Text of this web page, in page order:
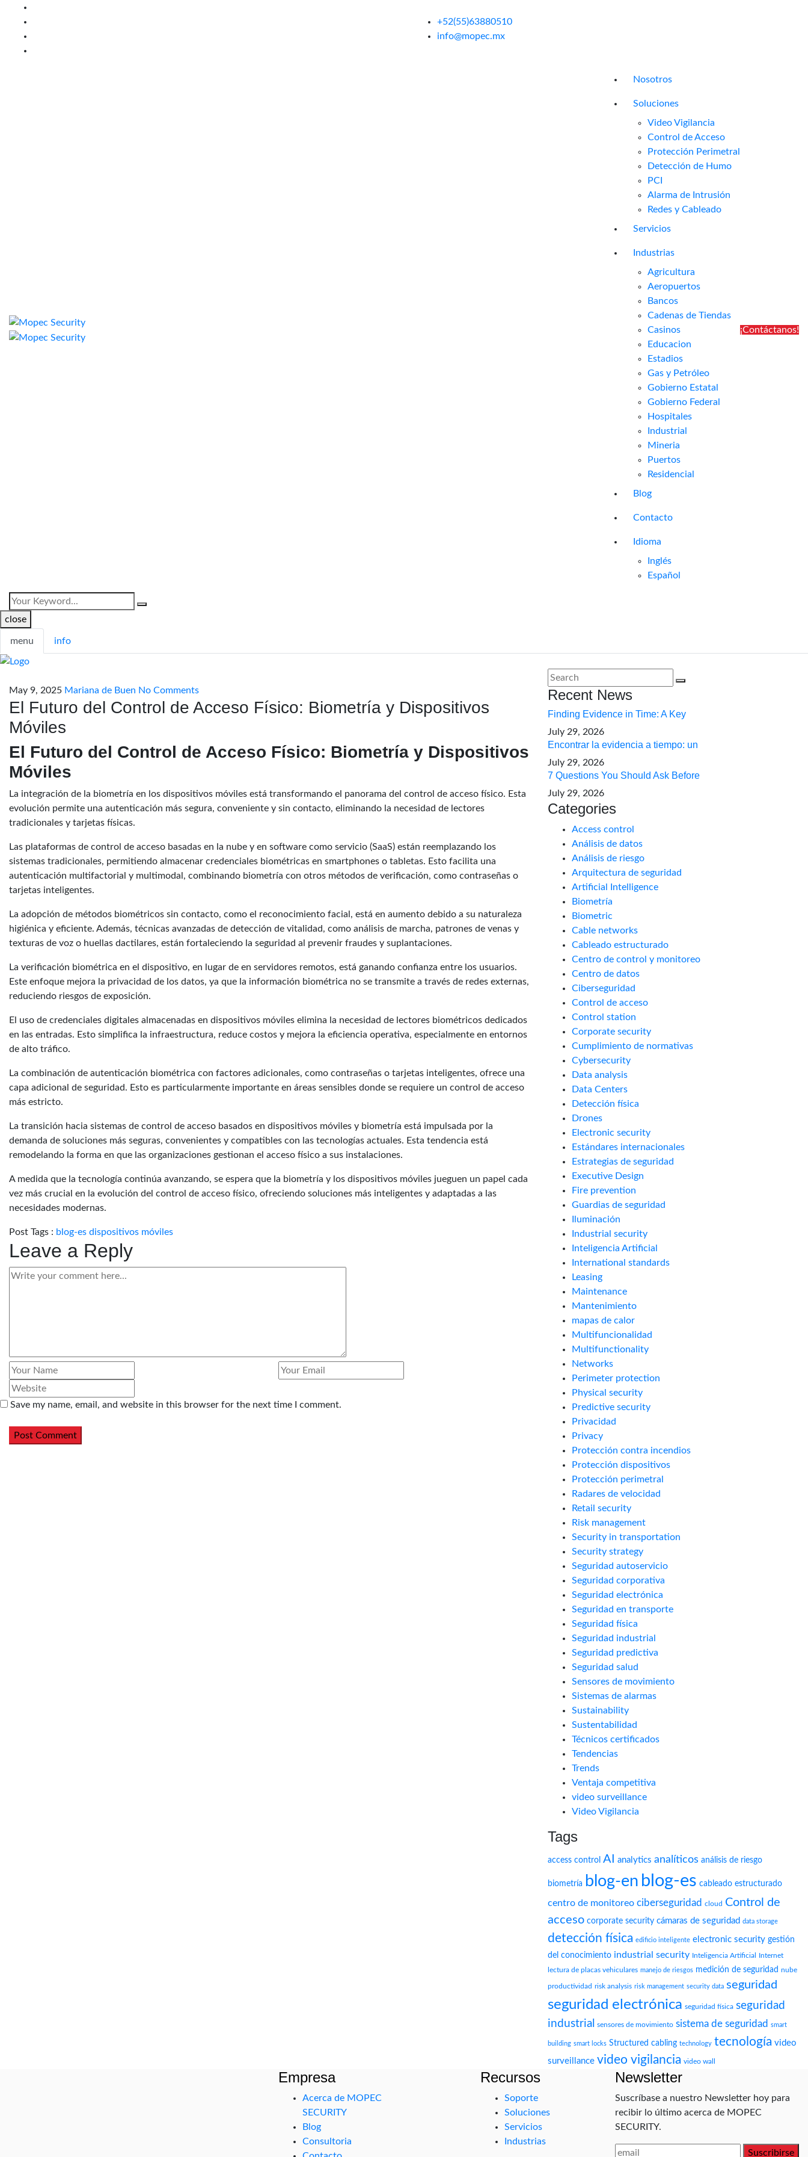
+52(55)63880510
info@mopec.mx
Nosotros
Soluciones
Video Vigilancia
Control de Acceso
Protección Perimetral
Detección de Humo
PCI
Alarma de Intrusión
Redes y Cableado
Servicios
Industrias
Agricultura
Aeropuertos
Bancos
Cadenas de Tiendas
Casinos
Educacion
Estadios
Gas y Petróleo
Gobierno Estatal
Gobierno Federal
Hospitales
Industrial
Mineria
Puertos
Residencial
Blog
Contacto
Idioma
Inglés
Español
¡Contáctanos!
close
menu info
May 9, 2025 Mariana de Buen No Comments
El Futuro del Control de Acceso Físico: Biometría y Dispositivos
Móviles
El Futuro del Control de Acceso Físico: Biometría y Dispositivos
Móviles
La integración de la biometría en los dispositivos móviles está transformando el panorama del control de acceso físico. Esta
evolución permite una autenticación más segura, conveniente y sin contacto, eliminando la necesidad de lectores
tradicionales y tarjetas físicas.
Las plataformas de control de acceso basadas en la nube y en software como servicio (SaaS) están reemplazando los
sistemas tradicionales, permitiendo almacenar credenciales biométricas en smartphones o tabletas. Esto facilita una
autenticación multifactorial y multimodal, combinando biometría con otros métodos de verificación, como contraseñas o
tarjetas inteligentes.
La adopción de métodos biométricos sin contacto, como el reconocimiento facial, está en aumento debido a su naturaleza
higiénica y eficiente. Además, técnicas avanzadas de detección de vitalidad, como análisis de marcha, patrones de venas y
texturas de voz o huellas dactilares, están fortaleciendo la seguridad al prevenir fraudes y suplantaciones.
La verificación biométrica en el dispositivo, en lugar de en servidores remotos, está ganando confianza entre los usuarios.
Este enfoque mejora la privacidad de los datos, ya que la información biométrica no se transmite a través de redes externas,
reduciendo riesgos de exposición.
El uso de credenciales digitales almacenadas en dispositivos móviles elimina la necesidad de lectores biométricos dedicados
en las entradas. Esto simplifica la infraestructura, reduce costos y mejora la eficiencia operativa, especialmente en entornos
de alto tráfico.
La combinación de autenticación biométrica con factores adicionales, como contraseñas o tarjetas inteligentes, ofrece una
capa adicional de seguridad. Esto es particularmente importante en áreas sensibles donde se requiere un control de acceso
más estricto.
La transición hacia sistemas de control de acceso basados en dispositivos móviles y biometría está impulsada por la
demanda de soluciones más seguras, convenientes y compatibles con las tecnologías actuales. Esta tendencia está
remodelando la forma en que las organizaciones gestionan el acceso físico a sus instalaciones.
A medida que la tecnología continúa avanzando, se espera que la biometría y los dispositivos móviles jueguen un papel cada
vez más crucial en la evolución del control de acceso físico, ofreciendo soluciones más inteligentes y adaptadas a las
necesidades modernas.
Post Tags : blog-es dispositivos móviles
Leave a Reply
Save my name, email, and website in this browser for the next time I comment.
Post Comment
Recent News
Finding Evidence in Time: A Key
July 29, 2026
Encontrar la evidencia a tiempo: un
July 29, 2026
7 Questions You Should Ask Before
July 29, 2026
Categories
Access control
Análisis de datos
Análisis de riesgo
Arquitectura de seguridad
Artificial Intelligence
Biometría
Biometric
Cable networks
Cableado estructurado
Centro de control y monitoreo
Centro de datos
Ciberseguridad
Control de acceso
Control station
Corporate security
Cumplimiento de normativas
Cybersecurity
Data analysis
Data Centers
Detección física
Drones
Electronic security
Estándares internacionales
Estrategias de seguridad
Executive Design
Fire prevention
Guardias de seguridad
Iluminación
Industrial security
Inteligencia Artificial
International standards
Leasing
Maintenance
Mantenimiento
mapas de calor
Multifuncionalidad
Multifunctionality
Networks
Perimeter protection
Physical security
Predictive security
Privacidad
Privacy
Protección contra incendios
Protección dispositivos
Protección perimetral
Radares de velocidad
Retail security
Risk management
Security in transportation
Security strategy
Seguridad autoservicio
Seguridad corporativa
Seguridad electrónica
Seguridad en transporte
Seguridad física
Seguridad industrial
Seguridad predictiva
Seguridad salud
Sensores de movimiento
Sistemas de alarmas
Sustainability
Sustentabilidad
Técnicos certificados
Tendencias
Trends
Ventaja competitiva
video surveillance
Video Vigilancia
Tags
access control AI analytics analíticos análisis de riesgo
biometría blog-en blog-es cableado estructurado
centro de monitoreo ciberseguridad cloud Control de
acceso corporate security cámaras de seguridad data storage
detección física edificio inteligente electronic security gestión
del conocimiento industrial security Inteligencia Artificial
Internet
lectura de placas vehiculares manejo de riesgos medición de seguridad nube
productividad risk analysis risk management security data seguridad
seguridad electrónica seguridad física seguridad
industrial
sensores de movimiento sistema de seguridad smart
building smart locks Structured cabling technology tecnología video
surveillance video vigilancia video wall
Empresa
Acerca de MOPEC
SECURITY
Blog
Consultoria
Recursos
Soporte
Soluciones
Servicios
Industrias
Newsletter
Suscríbase a nuestro Newsletter hoy para
recibir lo último acerca de MOPEC
SECURITY.
Suscribirse